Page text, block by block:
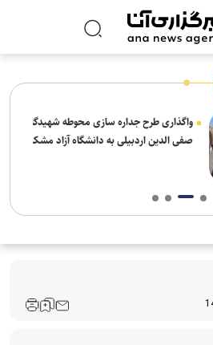
طرح جداره سازی محوطه شهیدگاه شیخ
اردبیلی به دانشگاه آزاد مشکین شهر